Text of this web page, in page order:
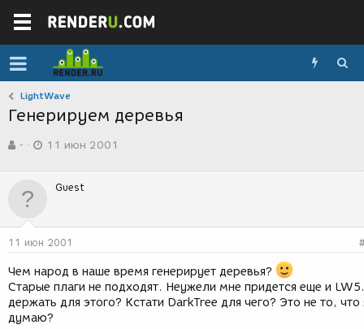
LightWave
Генерируем деревья
в
р
м
-
а
д
н
и
11 июн 2001
Guest
11 июн 2001
Чем народ в наше время генерирует деревья?
Старые плаги не подходят. Неужели мне придется еще и
держать для этого? Кстати DarkTree для чего? Это не то, что
думаю?